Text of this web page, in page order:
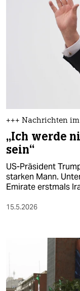
+++ Nachrichten
„Ich werde
sein“
US-Präsident
starken Mann.
Emirate erstmals
15.5.2026